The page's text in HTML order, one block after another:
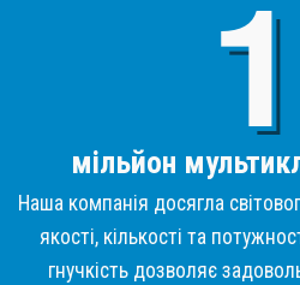
мільйон
Наша компанія досягла
якості, кількості та
гнучкість дозволяє